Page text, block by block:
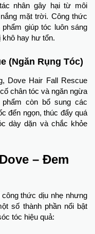
nhân gây hại từ môi
mặt trời. Công thức
giúp tóc luôn sáng
khô hay hư tổn.
(Ngăn Rụng Tóc)
Dove Hair Fall Rescue
chân tóc và ngăn ngừa
còn bổ sung các
đến ngọn, thúc đẩy quá
dày dặn và chắc khỏe
– Đem
thức dịu nhẹ nhưng
số thành phần nổi bật
tóc hiệu quả: